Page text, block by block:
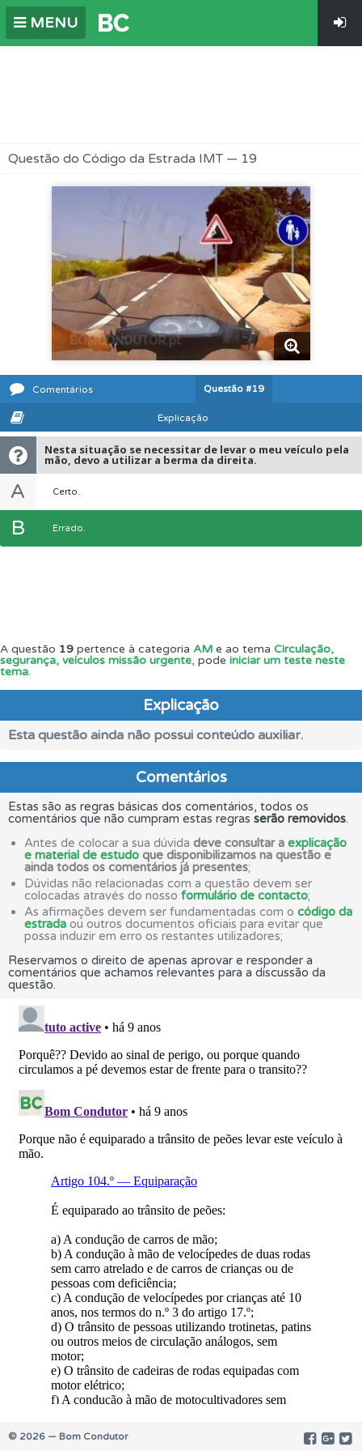
MENU
Questão do Código da Estrada IMT — 19
Comentários Questão #19
Explicação
Nesta situação se necessitar de levar o meu veículo pela
mão, devo a utilizar a berma da direita.
A Certo.
B Errado.
A questão 19 pertence à categoria AM e ao tema Circulação,
segurança, veículos missão urgente, pode iniciar um teste neste
tema.
Explicação
Esta questão ainda não possui conteúdo auxiliar.
Comentários
Estas são as regras básicas dos comentários, todos os
comentários que não cumpram estas regras serão removidos.
Antes de colocar a sua dúvida deve consultar a explicação
e material de estudo que disponibilizamos na questão e
ainda todos os comentários já presentes;
Dúvidas não relacionadas com a questão devem ser
colocadas através do nosso formulário de contacto;
As afirmações devem ser fundamentadas com o código da
estrada ou outros documentos oficiais para evitar que
possa induzir em erro os restantes utilizadores;
Reservamos o direito de apenas aprovar e responder a
comentários que achamos relevantes para a discussão da
questão.
© 2026 — Bom Condutor